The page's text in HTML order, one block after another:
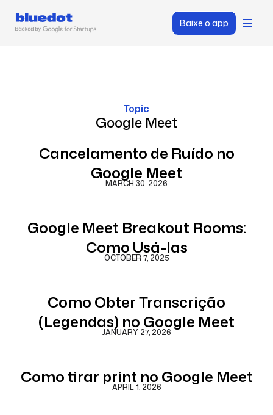
Baixe o app
Topic
Google Meet
Cancelamento de Ruído no
Google Meet
MARCH 30, 2026
Google Meet Breakout Rooms:
Como Usá-las
OCTOBER 7, 2025
Como Obter Transcrição
(Legendas) no Google Meet
JANUARY 27, 2026
Como tirar print no Google Meet
APRIL 1, 2026